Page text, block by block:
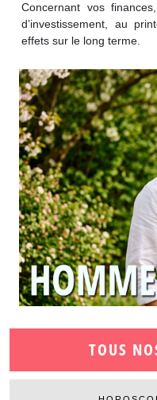
TOUS
Concernant vos
d’investissement, au
effets sur le long terme.